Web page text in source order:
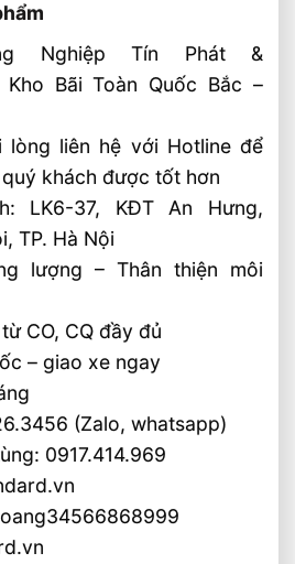
Nghiệp Tín Phát &
Kho Bãi Toàn Quốc Bắc –
lòng liên hệ với Hotline để
khách được tốt hơn
LK6-37, KĐT An Hưng,
TP. Hà Nội
lượng – Thân thiện môi
CO, CQ đầy đủ
– giao xe ngay
(Zalo, whatsapp)
0917.414.969